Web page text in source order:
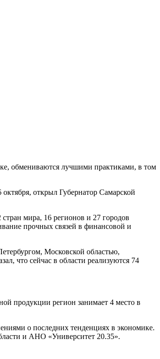
обмениваются лучшими практиками, в том
открыл Губернатор Самарской
мира, 16 регионов и 27 городов
прочных связей в финансовой и
Московской областью,
что сейчас в области реализуются 74
продукции регион занимает 4 место в
о последних тенденциях в экономике.
и АНО «Университет 20.35».